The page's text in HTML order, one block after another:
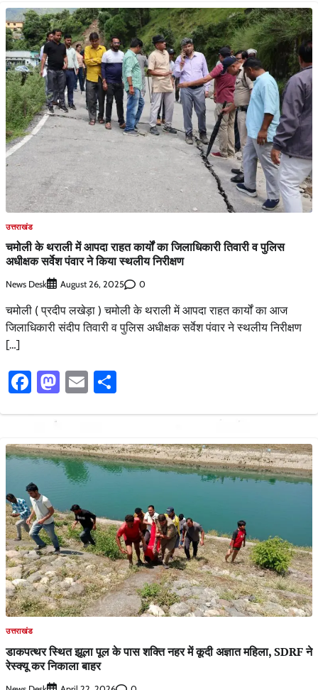
उत्तराखंड
चमोली के थराली में आपदा राहत कार्यों का जिलाधिकारी तिवारी व पुलिस
अधीक्षक सर्वेश पंवार ने किया स्थलीय निरीक्षण
News Desk August 26, 2025 0
चमोली ( प्रदीप लखेड़ा ) चमोली के थराली में आपदा राहत कार्यों का आज
जिलाधिकारी संदीप तिवारी व पुलिस अधीक्षक सर्वेश पंवार ने स्थलीय निरीक्षण
[…]
Facebook
Mastodon
Email
उत्तराखंड
डाकपत्थर स्थित झूला पूल के पास शक्ति नहर में कूदी अज्ञात महिला, SDRF ने
रेस्क्यू कर निकाला बाहर